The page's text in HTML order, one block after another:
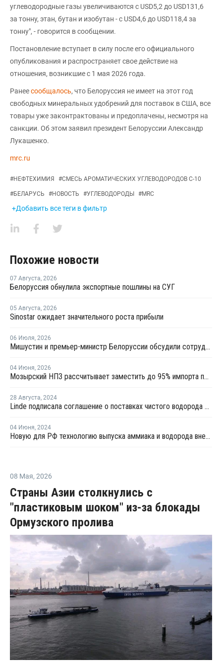
углеводородные газы увеличиваются с USD5,2 до USD131,6
за тонну, этан, бутан и изобутан - с USD4,6 до USD118,4 за
тонну", - говорится в сообщении.
Постановление вступает в силу после его официального
опубликования и распространяет свое действие на
отношения, возникшие с 1 мая 2026 года.
Ранеесообщалось, что Белоруссия не имеет на этот год
свободных минеральных удобрений для поставок в США, все
товары уже законтрактованы и предоплачены, несмотря на
санкции. Об этом заявил президент Белоруссии Александр
Лукашенко.
mrc.ru
#НЕФТЕХИМИЯ #СМЕСЬ АРОМАТИЧЕСКИХ УГЛЕВОДОРОДОВ С-10
#БЕЛАРУСЬ #НОВОСТЬ #УГЛЕВОДОРОДЫ #MRC
+Добавить все теги в фильтр
Похожие новости
07 Августа, 2026
Белоруссия обнулила экспортные пошлины на СУГ
05 Августа, 2026
Sinostar ожидает значительного роста прибыли
06 Июля, 2026
Мишустин и премьер-министр Белоруссии обсудили сотрудничество РФ и Белоруссии в сфере углеводородов
04 Июня, 2026
Мозырский НПЗ рассчитывает заместить до 95% импорта полипропилена в Беларуси
28 Августа, 2024
Linde подписала соглашение о поставках чистого водорода на крекинг-установку Dow в Канаде
04 Июня, 2024
Новую для РФ технологию выпуска аммиака и водорода внедрят в некоторые проекты к 2030 году
08 Мая, 2026
Страны Азии столкнулись с
"пластиковым шоком" из-за блокады
Ормузского пролива